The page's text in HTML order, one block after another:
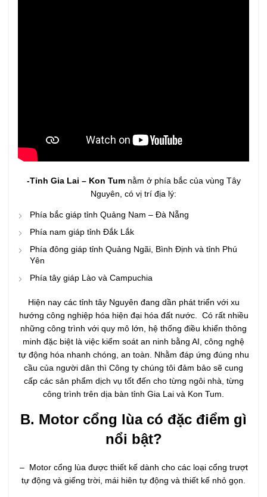
-Tỉnh Gia Lai – Kon Tumnằm ở phía bắc của vùng Tây
Nguyên, có vị trí địa lý:
Phía bắc giáp tỉnh Quảng Nam – Đà Nẵng
Phía nam giáp tỉnh Đắk Lắk
Phía đông giáp tỉnh Quảng Ngãi, Bình Định và tỉnh Phú
Yên
Phía tây giáp Lào và Campuchia
Hiện nay các tỉnh tây Nguyên đang dần phát triển với xu
hướng công nghiệp hóa hiện đại hóa đất nước. Có rất nhiều
những công trình với quy mô lớn, hệ thống điều khiển thông
minh đặc biệt là việc kiểm soát an ninh bằng AI, công nghệ
tự động hóa nhanh chóng, an toàn. Nhằm đáp ứng đúng nhu
cầu của người dân thì Công ty chúng tôi đảm bảo sẽ cung
cấp các sản phẩm dịch vụ tốt đến cho từng ngôi nhà, từng
công trình trên dịa bàn tỉnh Gia Lai và Kon Tum.
B. Motor cổng lùa có đặc điểm gì
nổi bật?
– Motor cổng lùa được thiết kế dành cho các loại cổng trượt
tự động và giếng trời, mái hiên tự động và thiết kế nhỏ gọn.